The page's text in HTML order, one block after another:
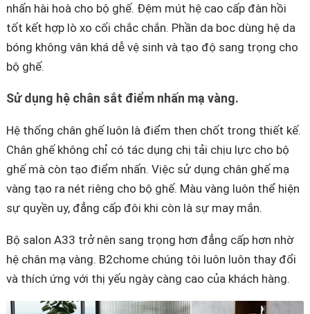
nhấn hài hoà cho bộ ghế. Đệm mút hệ cao cấp đàn hồi
tốt kết hợp lò xo cối chắc chắn. Phần da boc dùng hệ da
bóng không vân khá dễ vệ sinh và tạo độ sang trọng cho
bộ ghế.
Sử dụng hệ chân sắt điểm nhấn mạ vàng.
Hệ thống chân ghế luôn là điểm then chốt trong thiết kế.
Chân ghế không chỉ có tác dụng chị tải chịu lực cho bộ
ghế mà còn tạo điểm nhấn. Việc sử dụng chân ghế mạ
vàng tạo ra nét riêng cho bộ ghế. Màu vàng luôn thể hiện
sự quyền uy, đẳng cấp đôi khi còn là sự may mắn.
Bộ salon A33 trở nên sang trọng hơn đẳng cấp hơn nhờ
hệ chân mạ vàng. B2chome chúng tôi luôn luôn thay đổi
và thích ứng với thị yếu ngày càng cao của khách hàng.